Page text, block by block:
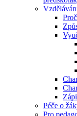
Péče o
Pro